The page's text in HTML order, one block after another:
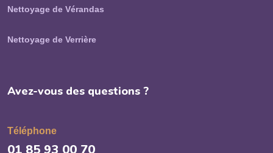
Nettoyage de Vérandas
Nettoyage de Verrière
Avez-vous des questions ?
Téléphone